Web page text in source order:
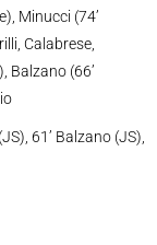
Minucci (74’
Calabrese,
Balzano (66’
61’ Balzano (JS),